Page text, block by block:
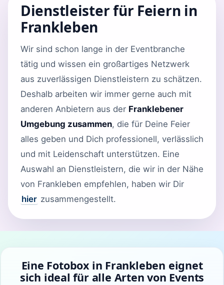
Dienstleister für Feiern in
Frankleben
Wir sind schon lange in der Eventbranche
tätig und wissen ein großartiges Netzwerk
aus zuverlässigen Dienstleistern zu schätzen.
Deshalb arbeiten wir immer gerne auch mit
anderen Anbietern aus der Franklebener
Umgebung zusammen, die für Deine Feier
alles geben und Dich professionell, verlässlich
und mit Leidenschaft unterstützen. Eine
Auswahl an Dienstleistern, die wir in der Nähe
von Frankleben empfehlen, haben wir Dir
hier zusammengestellt.
Eine Fotobox in Frankleben eignet
sich ideal für alle Arten von Events